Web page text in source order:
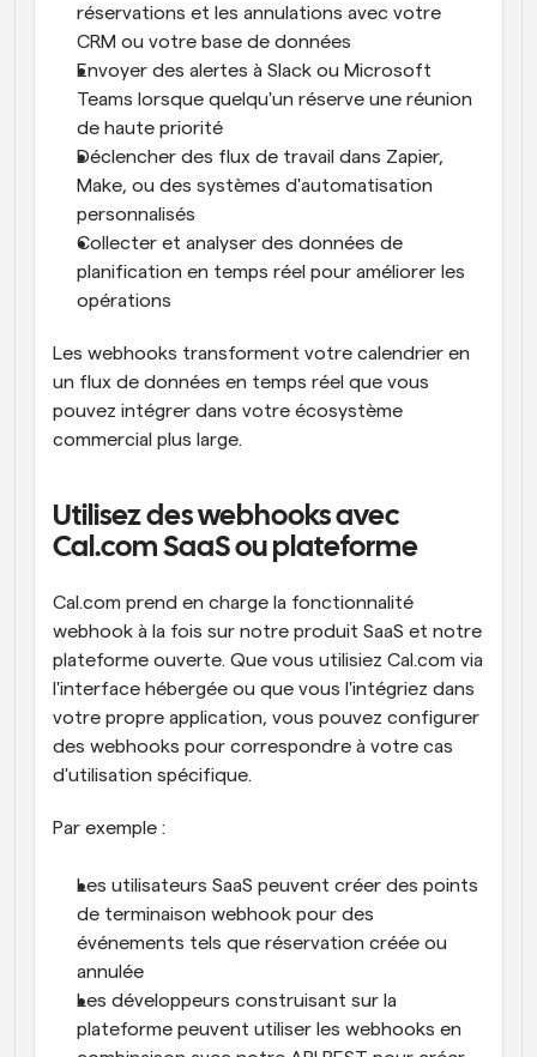
réservations et les annulations avec votre
CRM ou votre base de données
Envoyer des alertes à Slack ou Microsoft
Teams lorsque quelqu'un réserve une réunion
de haute priorité
Déclencher des flux de travail dans Zapier,
Make, ou des systèmes d'automatisation
personnalisés
Collecter et analyser des données de
planification en temps réel pour améliorer les
opérations
Les webhooks transforment votre calendrier en
un flux de données en temps réel que vous
pouvez intégrer dans votre écosystème
commercial plus large.
Utilisez des webhooks avec
Cal.com SaaS ou plateforme
Cal.com prend en charge la fonctionnalité
webhook à la fois sur notre produit SaaS et notre
plateforme ouverte. Que vous utilisiez Cal.com via
l'interface hébergée ou que vous l'intégriez dans
votre propre application, vous pouvez configurer
des webhooks pour correspondre à votre cas
d'utilisation spécifique.
Par exemple :
Les utilisateurs SaaS peuvent créer des points
de terminaison webhook pour des
événements tels que réservation créée ou
annulée
Les développeurs construisant sur la
plateforme peuvent utiliser les webhooks en